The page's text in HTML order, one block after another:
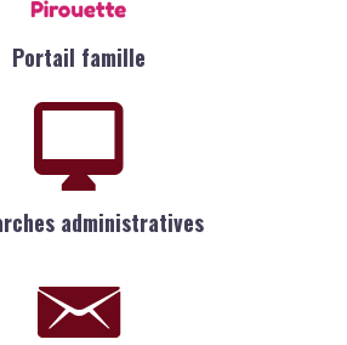
Portail famille
administratives